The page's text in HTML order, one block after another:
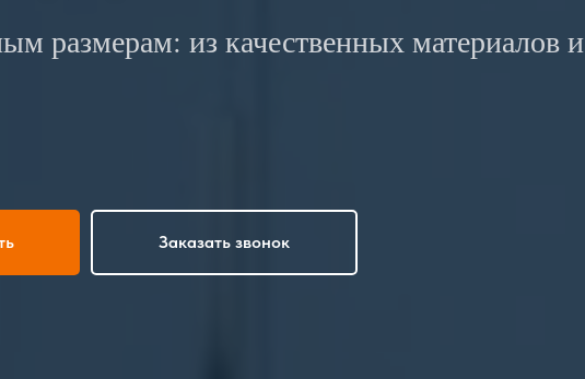
размерам: из качественных материалов и
Заказать звонок